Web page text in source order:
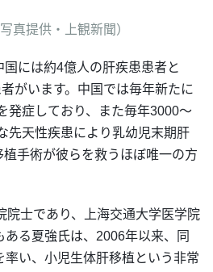
真提供・上観新聞）
には約4億人の肝疾患患者と
がいます。中国では毎年新たに
発症しており、また毎年3000～
先天性疾患により乳幼児末期肝
手術が彼らを救うほぼ唯一の方
院士であり、上海交通大学医学院
る夏強氏は、2006年以来、同
い、小児生体肝移植という非常